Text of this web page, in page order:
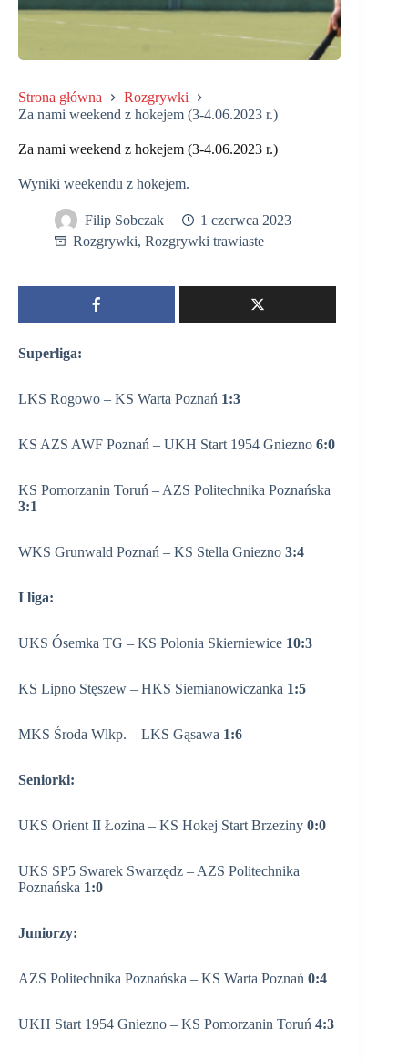
Strona główna
Rozgrywki
Za nami weekend z hokejem (3-4.06.2023 r.)
Za nami weekend z hokejem (3-4.06.2023 r.)
Wyniki weekendu z hokejem.
Filip Sobczak
1 czerwca 2023
Rozgrywki, Rozgrywki trawiaste
Superliga:
LKS Rogowo – KS Warta Poznań 1:3
KS AZS AWF Poznań – UKH Start 1954 Gniezno 6:0
KS Pomorzanin Toruń – AZS Politechnika Poznańska
3:1
WKS Grunwald Poznań – KS Stella Gniezno 3:4
I liga:
UKS Ósemka TG – KS Polonia Skierniewice 10:3
KS Lipno Stęszew – HKS Siemianowiczanka 1:5
MKS Środa Wlkp. – LKS Gąsawa 1:6
Seniorki:
UKS Orient II Łozina – KS Hokej Start Brzeziny 0:0
UKS SP5 Swarek Swarzędz – AZS Politechnika
Poznańska 1:0
Juniorzy:
AZS Politechnika Poznańska – KS Warta Poznań 0:4
UKH Start 1954 Gniezno – KS Pomorzanin Toruń 4:3